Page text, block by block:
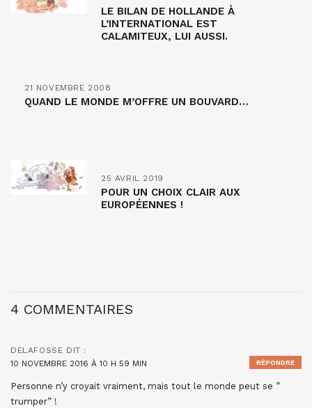
LE BILAN DE HOLLANDE À
L’INTERNATIONAL EST
CALAMITEUX, LUI AUSSI.
21 NOVEMBRE 2008
QUAND LE MONDE M’OFFRE UN BOUVARD…
25 AVRIL 2019
POUR UN CHOIX CLAIR AUX
EUROPÉENNES !
4 COMMENTAIRES
DELAFOSSE DIT :
10 NOVEMBRE 2016 À 10 H 59 MIN
Personne n’y croyait vraiment, mais tout le monde peut se ”
trumper” !
RÉPONDRE